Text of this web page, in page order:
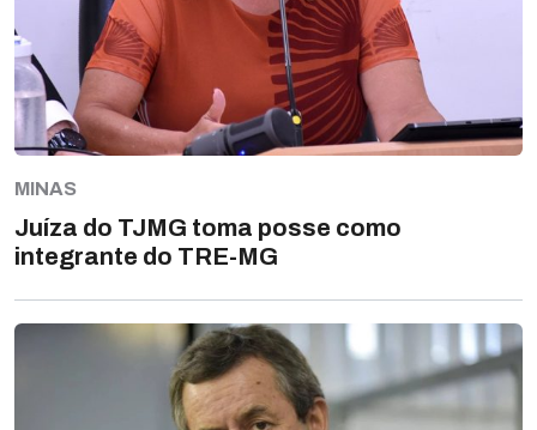
MINAS
Juíza do TJMG toma posse como
integrante do TRE-MG